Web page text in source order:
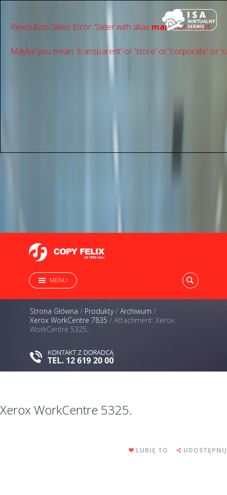
Revolution Slider Error: Slider with alias mainnot found.
Maybe you mean: 'transparent' or 'store' or 'сorporate' or
MENU
Strona Główna / Produkty/ Archiwum /
Xerox WorkCentre 7835 / Attachment: Xerox
WorkCentre 5325.
Xerox WorkCentre 5325.
LUBIĘ TO UDOSTĘPNIJ